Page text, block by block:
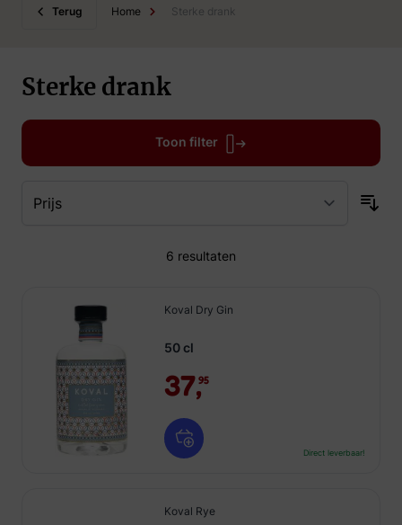
Terug Home Sterke drank
Sterke drank
Toon filter
6 resultaten
Koval Dry Gin
50 cl
37,95
Direct leverbaar!
Koval Rye